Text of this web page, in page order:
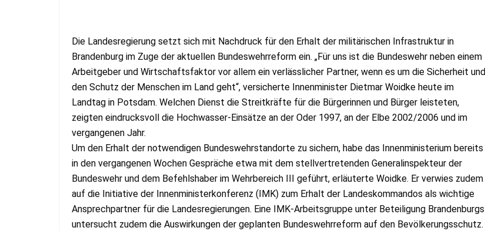
Die Landesregierung setzt sich mit Nachdruck für den Erhalt der militärischen Infrastruktur in
Brandenburg im Zuge der aktuellen Bundeswehrreform ein. „Für uns ist die Bundeswehr neben einem
Arbeitgeber und Wirtschaftsfaktor vor allem ein verlässlicher Partner, wenn es um die Sicherheit und
den Schutz der Menschen im Land geht“, versicherte Innenminister Dietmar Woidke heute im
Landtag in Potsdam. Welchen Dienst die Streitkräfte für die Bürgerinnen und Bürger leisteten,
zeigten eindrucksvoll die Hochwasser-Einsätze an der Oder 1997, an der Elbe 2002/2006 und im
vergangenen Jahr.
Um den Erhalt der notwendigen Bundeswehrstandorte zu sichern, habe das Innenministerium bereits
in den vergangenen Wochen Gespräche etwa mit dem stellvertretenden Generalinspekteur der
Bundeswehr und dem Befehlshaber im Wehrbereich III geführt, erläuterte Woidke. Er verwies zudem
auf die Initiative der Innenministerkonferenz (IMK) zum Erhalt der Landeskommandos als wichtige
Ansprechpartner für die Landesregierungen. Eine IMK-Arbeitsgruppe unter Beteiligung Brandenburgs
untersucht zudem die Auswirkungen der geplanten Bundeswehrreform auf den Bevölkerungsschutz.